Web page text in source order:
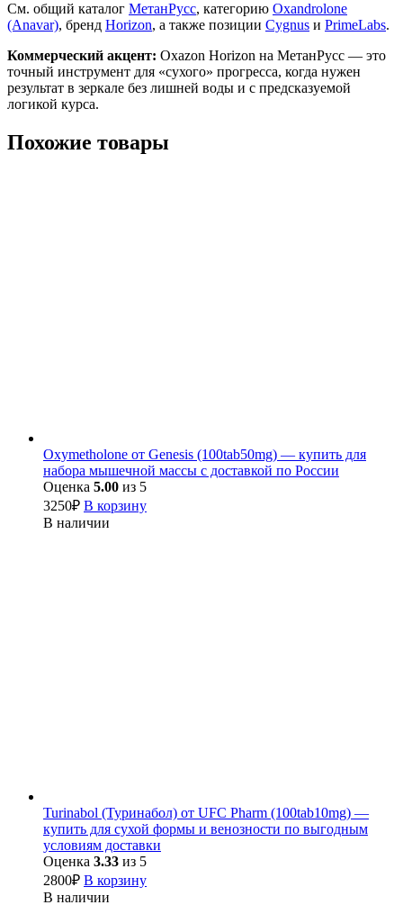
См. общий каталог МетанРусс, категорию Oxandrolone
(Anavar), бренд Horizon, а также позиции Cygnus и PrimeLabs.
Коммерческий акцент: Oxazon Horizon на МетанРусс — это
точный инструмент для «сухого» прогресса, когда нужен
результат в зеркале без лишней воды и с предсказуемой
логикой курса.
Похожие товары
Oxymetholone от Genesis (100tab50mg) — купить для
набора мышечной массы с доставкой по России
Оценка 5.00 из 5
3250₽ В корзину
В наличии
Turinabol (Туринабол) от UFC Pharm (100tab10mg) —
купить для сухой формы и венозности по выгодным
условиям доставки
Оценка 3.33 из 5
2800₽ В корзину
В наличии